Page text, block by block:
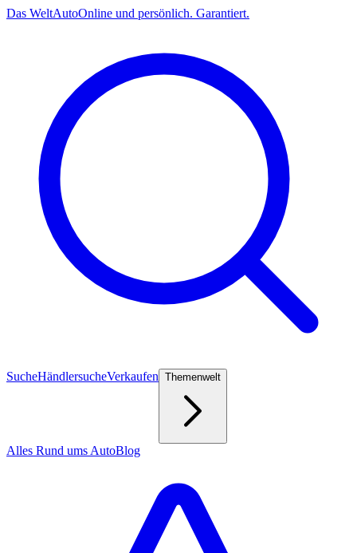
Das WeltAutoOnline und persönlich. Garantiert.
SucheHändlersucheVerkaufen Themenwelt
Alles Rund ums AutoBlog